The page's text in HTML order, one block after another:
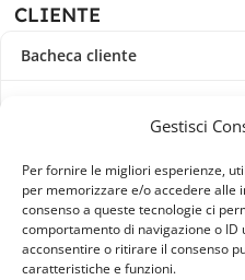
Gestisci
Per fornire le migliori esperienze,
per memorizzare e/o accedere alle
consenso a queste tecnologie ci
comportamento di navigazione o ID
acconsentire o ritirare il consenso
caratteristiche e funzioni.
CLIENTE
Bacheca cliente
Indirizzi
Metodi di pagamento